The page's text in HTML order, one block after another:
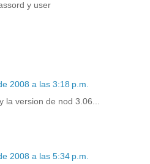
y user
2008 a las 3:18 p.m.
la version de nod 3.06...
2008 a las 5:34 p.m.